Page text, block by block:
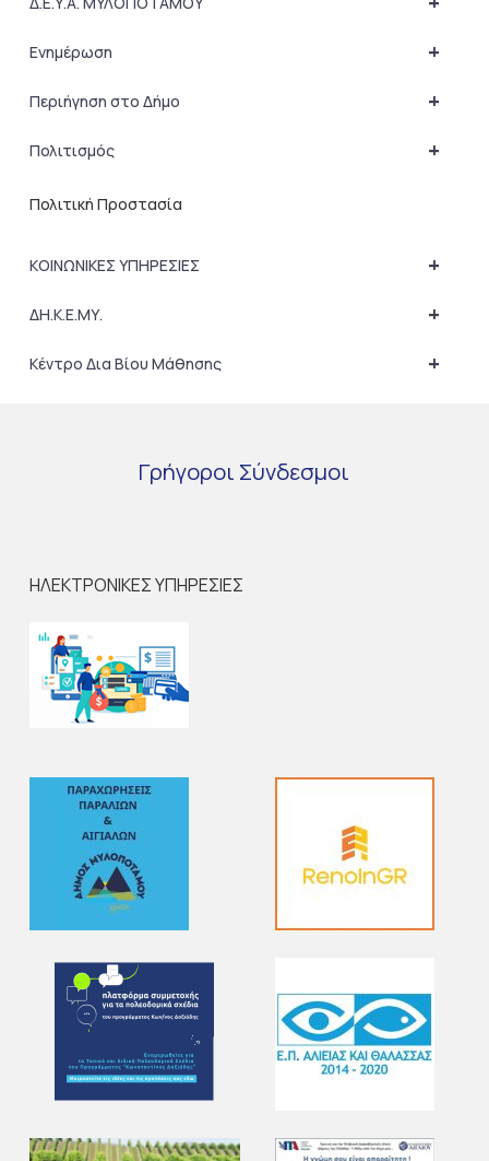
+
Ενημέρωση
+
Περιήγηση στο Δήμο
+
Πολιτισμός
Πολιτική Προστασία
+
ΚΟΙΝΩΝΙΚΕΣ ΥΠΗΡΕΣΙΕΣ
+
ΔΗ.Κ.Ε.ΜΥ.
+
Κέντρο Δια Βίου Μάθησης
Γρήγοροι Σύνδεσμοι
ΗΛΕΚΤΡΟΝΙΚΕΣ ΥΠΗΡΕΣΙΕΣ